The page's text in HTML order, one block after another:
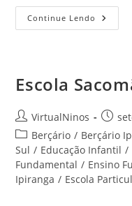
Continue Lendo
Básica
Escola
Autor
do
post:
VirtualNinos
Post
Categoria
do
post:
Berçário / Berçário
Sul / Educação Infantil /
Fundamental / Ensino
Ipiranga / Escola